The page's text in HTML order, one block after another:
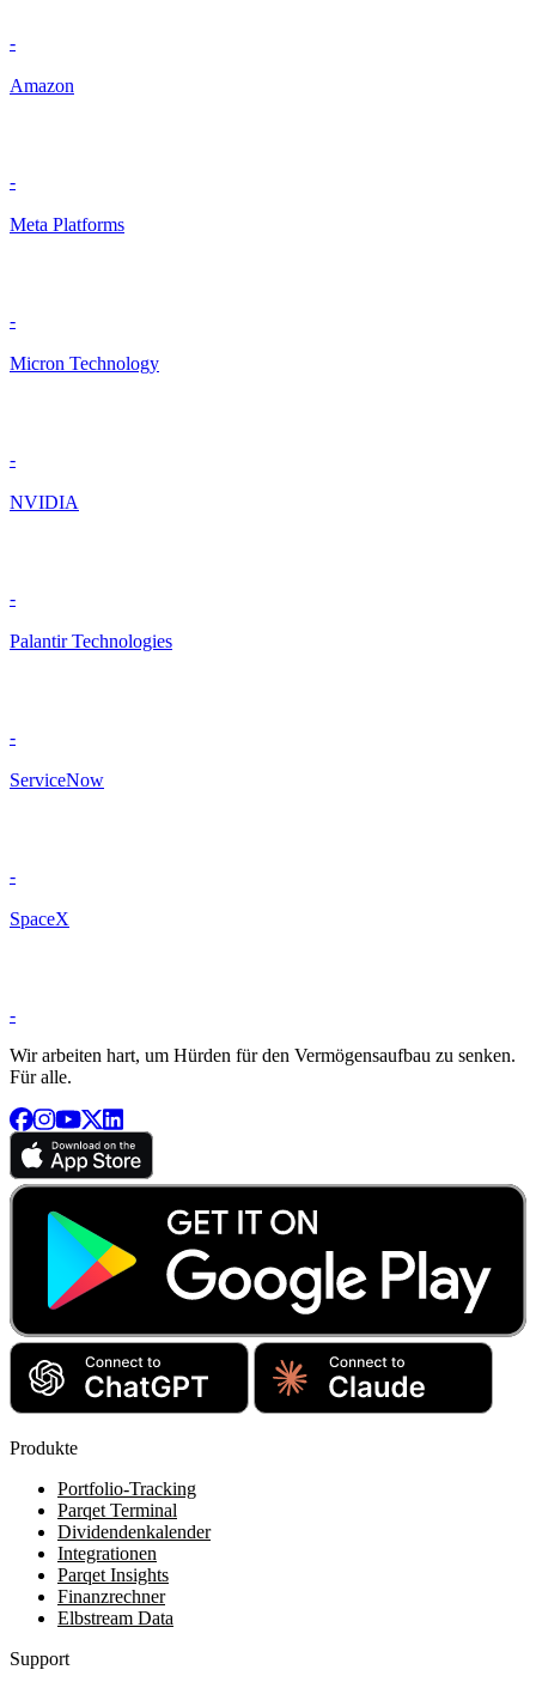
-
Amazon
-
Meta Platforms
-
Micron Technology
-
NVIDIA
-
Palantir Technologies
-
ServiceNow
-
SpaceX
-
Wir arbeiten hart, um Hürden für den Vermögensaufbau zu senken.
Für alle.
Produkte
Portfolio-Tracking
Parqet Terminal
Dividendenkalender
Integrationen
Parqet Insights
Finanzrechner
Elbstream Data
Support